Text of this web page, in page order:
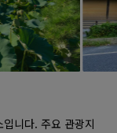
니다. 주요 관광지